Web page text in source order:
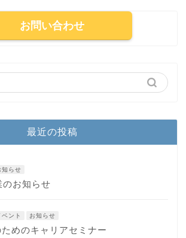
お問い合わせ
最近の投稿
知らせ
のお知らせ
ベント お知らせ
めのキャリアセミナー